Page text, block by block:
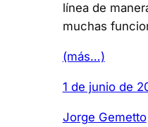
línea de
muchas
(más…)
1 de junio de
Jorge Gemetto